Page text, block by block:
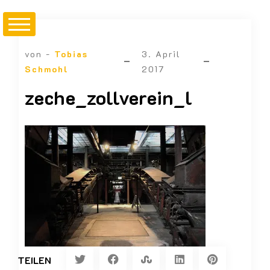
von - Tobias
Schmohl
3. April
2017
zeche_zollverein_l
TEILEN